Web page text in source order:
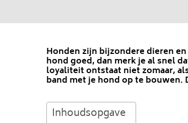
Honden zijn bijzondere dieren
hond goed, dan merk je al snel
loyaliteit ontstaat niet zomaar,
band met je hond op te bouwen.
Inhoudsopgave